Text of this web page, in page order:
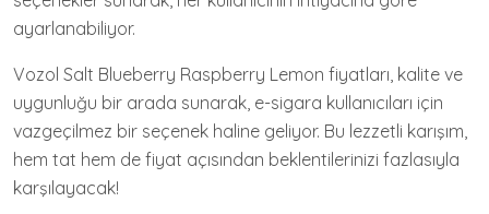
ayarlanabiliyor.
Vozol Salt Blueberry Raspberry Lemon fiyatları, kalite ve
uygunluğu bir arada sunarak, e-sigara kullanıcıları için
vazgeçilmez bir seçenek haline geliyor. Bu lezzetli karışım,
hem tat hem de fiyat açısından beklentilerinizi fazlasıyla
karşılayacak!